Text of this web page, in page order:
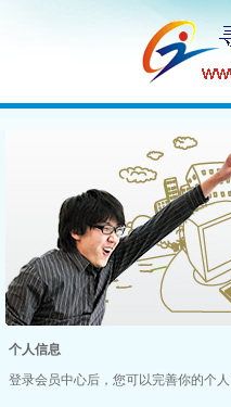
个人信息
登录会员中心后，您可以完善你的个